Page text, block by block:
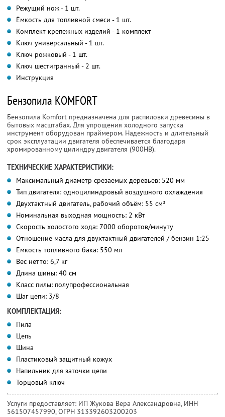
Режущий нож - 1 шт.
Ёмкость для топливной смеси - 1 шт.
Комплект крепежных изделий - 1 комплект
Ключ универсальный - 1 шт.
Ключ рожковый - 1 шт.
Ключ шестигранный - 2 шт.
Инструкция
Бензопила KOMFORT
Бензопила Komfort предназначена для распиловки древесины в
бытовых масштабах. Для упрощения холодного запуска
инструмент оборудован праймером. Надежность и длительный
срок эксплуатации двигателя обеспечивается благодаря
хромированному цилиндру двигателя (900НВ).
ТЕХНИЧЕСКИЕ ХАРАКТЕРИСТИКИ:
Максимальный диаметр срезаемых деревьев: 520 мм
Тип двигателя: одноцилиндровый воздушного охлаждения
Двухтактный двигатель, рабочий объём: 55 см³
Номинальная выходная мощность: 2 кВт
Скорость холостого хода: 7000 оборотов/минуту
Отношение масла для двухтактный двигателей / бензин 1:25
Ёмкость топливного бака: 550 мл
Вес нетто: 6,7 кг
Длина шины: 40 см
Класс пилы: полупрофессиональная
Шаг цепи: 3/8
КОМПЛЕКТАЦИЯ:
Пила
Цепь
Шина
Пластиковый защитный кожух
Напильник для заточки цепи
Торцовый ключ
Услуги предоставляет: ИП Жукова Вера Александровна, ИНН
561507457990, ОГРН 313392603200203